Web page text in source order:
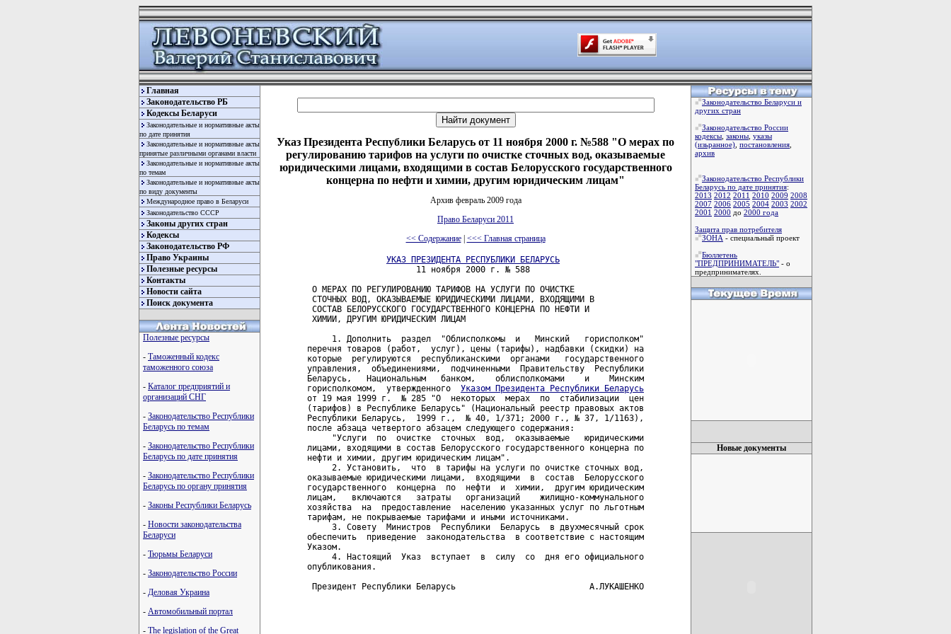
Главная
Законодательство РБ
Кодексы Беларуси
Законодательные и нормативные акты
по дате принятия
Законодательные и нормативные акты
принятые различными органами власти
Законодательные и нормативные акты
по темам
Законодательные и нормативные акты
по виду документы
Международное право в Беларуси
Законодательство СССР
Законы других стран
Кодексы
Законодательство РФ
Право Украины
Полезные ресурсы
Контакты
Новости сайта
Поиск документа
Полезные ресурсы
- Таможенный кодекс
таможенного союза
- Каталог предприятий и
организаций СНГ
- Законодательство Республики
Беларусь по темам
- Законодательство Республики
Беларусь по дате принятия
- Законодательство Республики
Беларусь по органу принятия
- Законы Республики Беларусь
- Новости законодательства
Беларуси
- Тюрьмы Беларуси
- Законодательство России
- Деловая Украина
- Автомобильный портал
- The legislation of the Great
Указ Президента Республики Беларусь от 11 ноября 2000 г. №588 "О мерах по
регулированию тарифов на услуги по очистке сточных вод, оказываемые
юридическими лицами, входящими в состав Белорусского государственного
концерна по нефти и химии, другим юридическим лицам"
Архив февраль 2009 года
Право Беларуси 2011
<< Содержание| <<< Главная страница
УКАЗ ПРЕЗИДЕНТА РЕСПУБЛИКИ БЕЛАРУСЬ
                      11 ноября 2000 г. № 588
О МЕРАХ ПО РЕГУЛИРОВАНИЮ ТАРИФОВ НА УСЛУГИ ПО ОЧИСТКЕ
СТОЧНЫХ ВОД, ОКАЗЫВАЕМЫЕ ЮРИДИЧЕСКИМИ ЛИЦАМИ, ВХОДЯЩИМИ В
СОСТАВ БЕЛОРУССКОГО ГОСУДАРСТВЕННОГО КОНЦЕРНА ПО НЕФТИ И
ХИМИИ, ДРУГИМ ЮРИДИЧЕСКИМ ЛИЦАМ
     1. Дополнить  раздел  "Облисполкомы  и   Минский   горисполком"
перечня товаров (работ,  услуг), цены (тарифы), надбавки (скидки) на
которые  регулируются  республиканскими  органами   государственного
управления,  объединениями,  подчиненными  Правительству  Республики
Беларусь,   Национальным   банком,    облисполкомами    и    Минским
горисполкомом,  утвержденного Указом Президента Республики Беларусь
от 19 мая 1999 г.  № 285 "О  некоторых  мерах  по  стабилизации  цен
(тарифов) в Республике Беларусь" (Национальный реестр правовых актов
Республики Беларусь,  1999 г.,  № 40, 1/371; 2000 г., № 37, 1/1163),
после абзаца четвертого абзацем следующего содержания:
     "Услуги  по  очистке  сточных  вод,  оказываемые   юридическими
лицами, входящими в состав Белорусского государственного концерна по
нефти и химии, другим юридическим лицам".
     2. Установить,  что  в тарифы на услуги по очистке сточных вод,
оказываемые юридическими лицами,  входящими  в  состав  Белорусского
государственного  концерна  по  нефти  и  химии,  другим юридическим
лицам,   включаются   затраты   организаций    жилищно-коммунального
хозяйства  на  предоставление  населению указанных услуг по льготным
тарифам, не покрываемые тарифами и иными источниками.
     3. Совету  Министров  Республики  Беларусь  в двухмесячный срок
обеспечить  приведение  законодательства  в соответствие с настоящим
Указом.
     4. Настоящий  Указ  вступает  в  силу  со  дня его официального
опубликования.
Президент Республики Беларусь                           А.ЛУКАШЕНКО
Законодательство Беларуси и
других стран
Законодательство России
кодексы законы указы
(изьранное) постановления
архив
Законодательство Республики
Беларусь по дате принятия:
2013 2012 2011 2010 2009 2008
2007 2006 2005 2004 2003 2002
2001 2000 до 2000 года
Защита прав потребителя
ЗОНА - специальный проект
Бюллетень
"ПРЕДПРИНИМАТЕЛЬ" - о
предпринимателях.
Новые документы